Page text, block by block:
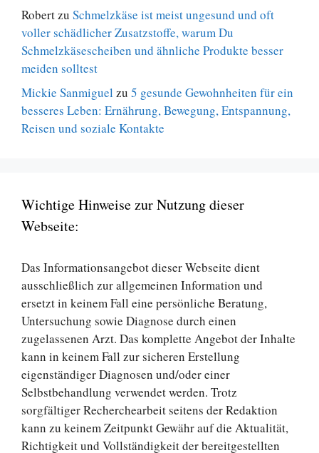
Robertzu Schmelzkäse ist meist ungesund und oft
voller schädlicher Zusatzstoffe, warum Du
Schmelzkäsescheiben und ähnliche Produkte besser
meiden solltest
Mickie Sanmiguel zu 5 gesunde Gewohnheiten für ein
besseres Leben: Ernährung, Bewegung, Entspannung,
Reisen und soziale Kontakte
Wichtige Hinweise zur Nutzung dieser
Webseite:
Das Informationsangebot dieser Webseite dient
ausschließlich zur allgemeinen Information und
ersetzt in keinem Fall eine persönliche Beratung,
Untersuchung sowie Diagnose durch einen
zugelassenen Arzt. Das komplette Angebot der Inhalte
kann in keinem Fall zur sicheren Erstellung
eigenständiger Diagnosen und/oder einer
Selbstbehandlung verwendet werden. Trotz
sorgfältiger Recherchearbeit seitens der Redaktion
kann zu keinem Zeitpunkt Gewähr auf die Aktualität,
Richtigkeit und Vollständigkeit der bereitgestellten